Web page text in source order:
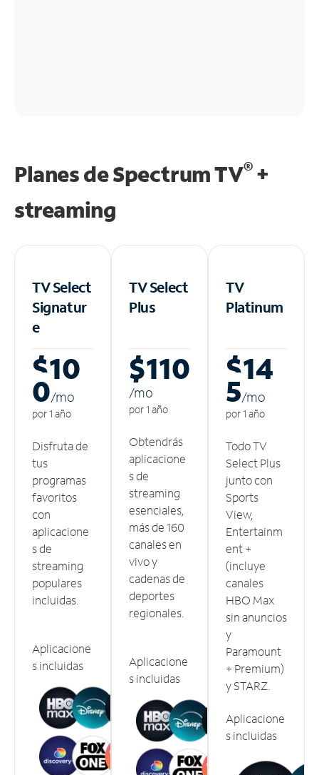
Planes de Spectrum TV®+
streaming
TV Select
Signatur
e
$10
0/mo
por 1 año
Disfruta de
tus
programas
favoritos
con
aplicacione
s de
streaming
populares
incluidas.
Aplicacione
s incluidas
TV Select
Plus
$110
/mo
por 1 año
Obtendrás
aplicacione
s de
streaming
esenciales,
más de 160
canales en
vivo y
cadenas de
deportes
regionales.
Aplicacione
s incluidas
TV
Platinum
$14
5/mo
por 1 año
Todo TV
Select Plus
junto con
Sports
View,
Entertainm
ent +
(incluye
canales
HBO Max
sin anuncios
y
Paramount
+ Premium)
y STARZ.
Aplicacione
s incluidas